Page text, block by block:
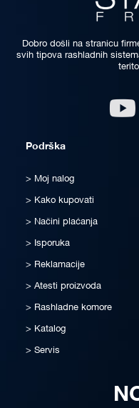
Dobro došli na stranicu
svih tipova rashladnih
Podrška
Moj nalog
Kako kupovati
Načini plaćanja
Isporuka
Reklamacije
Atesti proizvoda
Rashladne komore
Katalog
Servis